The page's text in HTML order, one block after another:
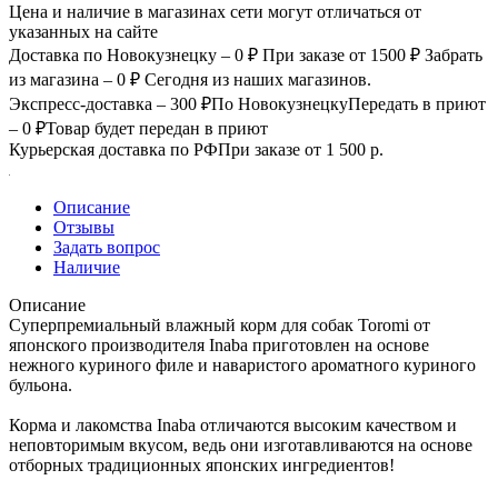
Цена и наличие в магазинах сети могут отличаться от
указанных на сайте
Доставка по Новокузнецку – 0 ₽ При заказе от 1500 ₽ Забрать
из магазина – 0 ₽ Сегодня из наших магазинов.
Экспресс-доставка – 300 ₽По НовокузнецкуПередать в приют
– 0 ₽Товар будет передан в приют
Курьерская доставка по РФПри заказе от 1 500 р.
Описание
Отзывы
Задать вопрос
Наличие
Описание
Суперпремиальный влажный корм для собак Toromi от
японского производителя Inaba приготовлен на основе
нежного куриного филе и наваристого ароматного куриного
бульона.
Корма и лакомства Inaba отличаются высоким качеством и
неповторимым вкусом, ведь они изготавливаются на основе
отборных традиционных японских ингредиентов!